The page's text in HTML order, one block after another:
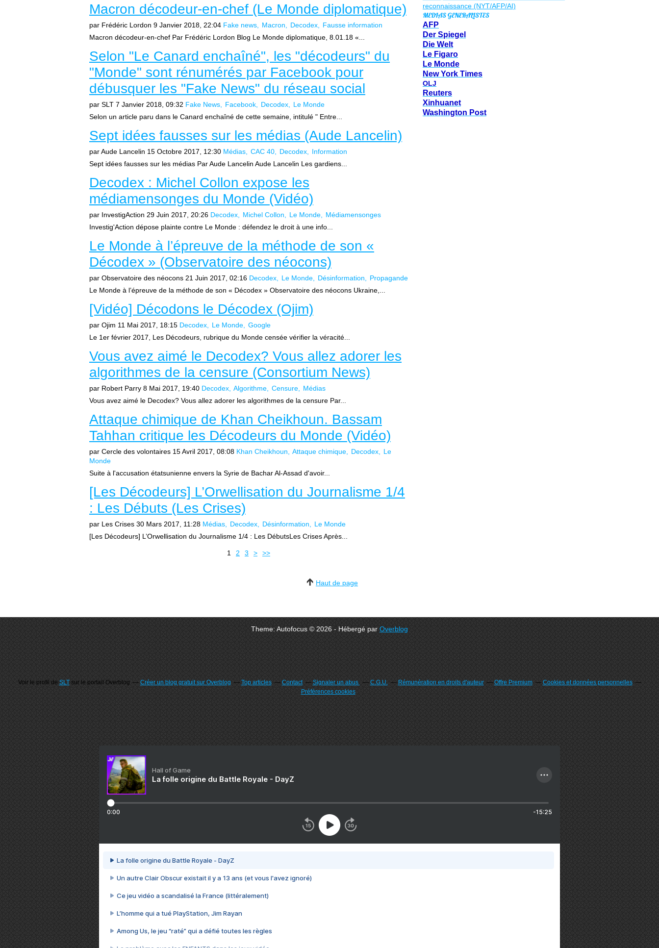
Macron décodeur-en-chef (Le Monde diplomatique)
par Frédéric Lordon 9 Janvier 2018, 22:04 Fake news Macron Decodex
Fausse information
Macron décodeur-en-chef Par Frédéric Lordon Blog Le Monde diplomatique, 8.01.18 «...
Selon "Le Canard enchaîné", les "décodeurs" du
"Monde" sont rénumérés par Facebook pour
débusquer les "Fake News" du réseau social
par SLT 7 Janvier 2018, 09:32 Fake News Facebook Decodex
Le Monde
Selon un article paru dans le Canard enchaîné de cette semaine, intitulé " Entre...
Sept idées fausses sur les médias (Aude Lancelin)
par Aude Lancelin 15 Octobre 2017, 12:30 Médias CAC 40 Decodex
Information
Sept idées fausses sur les médias Par Aude Lancelin Aude Lancelin Les gardiens...
Decodex : Michel Collon expose les
médiamensonges du Monde (Vidéo)
par InvestigAction 29 Juin 2017, 20:26 Decodex Michel Collon Le Monde
Médiamensonges
Investig'Action dépose plainte contre Le Monde : défendez le droit à une info...
Le Monde à l’épreuve de la méthode de son «
Décodex » (Observatoire des néocons)
par Observatoire des néocons 21 Juin 2017, 02:16 Decodex Le Monde Désinformation
Propagande
Le Monde à l’épreuve de la méthode de son « Décodex » Observatoire des néocons Ukraine,...
[Vidéo] Décodons le Décodex (Ojim)
par Ojim 11 Mai 2017, 18:15 Decodex Le Monde
Google
Le 1er février 2017, Les Décodeurs, rubrique du Monde censée vérifier la véracité...
Vous avez aimé le Decodex? Vous allez adorer les
algorithmes de la censure (Consortium News)
par Robert Parry 8 Mai 2017, 19:40 Decodex Algorithme Censure
Médias
Vous avez aimé le Decodex? Vous allez adorer les algorithmes de la censure Par...
Attaque chimique de Khan Cheikhoun. Bassam
Tahhan critique les Décodeurs du Monde (Vidéo)
par Cercle des volontaires 15 Avril 2017, 08:08 Khan Cheikhoun Attaque chimique Decodex
Le
Monde
Suite à l'accusation étatsunienne envers la Syrie de Bachar Al-Assad d'avoir...
[Les Décodeurs] L’Orwellisation du Journalisme 1/4
: Les Débuts (Les Crises)
par Les Crises 30 Mars 2017, 11:28 Médias Decodex Désinformation
Le Monde
[Les Décodeurs] L’Orwellisation du Journalisme 1/4 : Les DébutsLes Crises Après...
1 2 3 > >>
MEDIAS GENERALISTES
AFP
Der Spiegel
Die Welt
Le Figaro
Le Monde
New York Times
OLJ
Reuters
Xinhuanet
Washington Post
Haut de page
Theme: Autofocus © 2026 - Hébergé parOverblog
Voir le profil deSLTsur le portail Overblog Créer un blog gratuit sur Overblog Top articles Contact Signaler un abus C.G.U. Rémunération en droits d'auteur Offre Premium
Cookies et données personnelles
Préférences cookies
Hall of Game
La folle origine du Battle Royale - DayZ
0:00 -15:25
La folle origine du Battle Royale - DayZ
Un autre Clair Obscur existait il y a 13 ans (et vous l'avez ignoré)
Ce jeu vidéo a scandalisé la France (littéralement)
L’homme qui a tué PlayStation, Jim Rayan
Among Us, le jeu “raté” qui a défié toutes les règles